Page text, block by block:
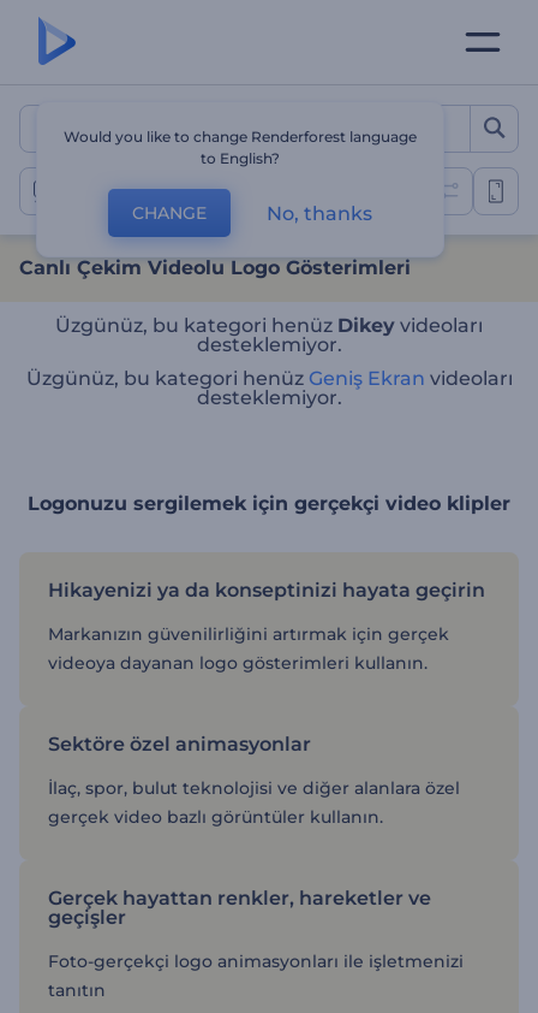
Canlı Çekim Videolu
Video Temelli Logo Gösterimleri
Canlı Çekim Videolu Logo Gösterimleri
Üzgünüz, bu kategori henüz Dikey videoları
desteklemiyor.
Üzgünüz, bu kategori henüz Geniş Ekran videoları
desteklemiyor.
Logonuzu sergilemek için gerçekçi video klipler
Hikayenizi ya da konseptinizi hayata geçirin
Markanızın güvenilirliğini artırmak için gerçek
videoya dayanan logo gösterimleri kullanın.
Sektöre özel animasyonlar
İlaç, spor, bulut teknolojisi ve diğer alanlara özel
gerçek video bazlı görüntüler kullanın.
Gerçek hayattan renkler, hareketler ve
geçişler
Foto-gerçekçi logo animasyonları ile işletmenizi
tanıtın
Would you like to change Renderforest language
to English?
CHANGE No, thanks